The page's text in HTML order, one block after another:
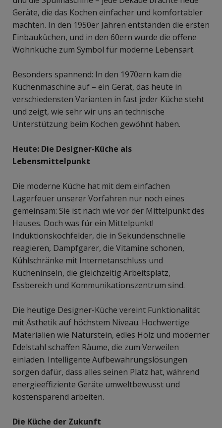
Geräte, die das Kochen einfacher und komfortabler
machten. In den 1950er Jahren entstanden die ersten
Einbauküchen, und in den 60ern wurde die offene
Wohnküche zum Symbol für moderne Lebensart.
Besonders spannend: In den 1970ern kam die
Küchenmaschine auf – ein Gerät, das heute in
verschiedensten Varianten in fast jeder Küche steht
und zeigt, wie sehr wir uns an technische
Unterstützung beim Kochen gewöhnt haben.
Heute: Die Designer-Küche als
Lebensmittelpunkt
Die moderne Küche hat mit dem einfachen
Lagerfeuer unserer Vorfahren nur noch eines
gemeinsam: Sie ist nach wie vor der Mittelpunkt des
Hauses. Doch was für ein Mittelpunkt!
Induktionskochfelder, die in Sekundenschnelle
reagieren, Dampfgarer, die Vitamine schonen,
Kühlschränke mit Internetanschluss und
Kücheninseln, die gleichzeitig Arbeitsplatz,
Essbereich und Kommunikationszentrum sind.
Die heutige Designer-Küche vereint Funktionalität
mit Ästhetik auf höchstem Niveau. Hochwertige
Materialien wie Naturstein, edles Holz und moderner
Edelstahl schaffen Räume, die zum Verweilen
einladen. Intelligente Aufbewahrungslösungen
sorgen dafür, dass alles seinen Platz hat, während
energieeffiziente Geräte umweltbewusst und
kostensparend arbeiten.
Die Küche der Zukunft